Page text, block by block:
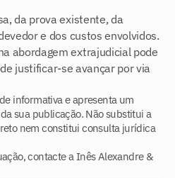
da prova existente, da
e dos custos envolvidos.
abordagem extrajudicial pode
justificar-se avançar por via
informativa e apresenta um
sua publicação. Não substitui a
nem constitui consulta jurídica
contacte a Inês Alexandre &